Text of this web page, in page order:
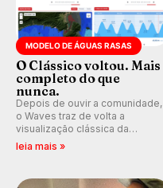
MODELO DE ÁGUAS RASAS
O Clássico voltou. Mais
completo do que
nunca.
Depois de ouvir a comunidade,
o Waves traz de volta a
visualização clássica da
previsão de águas rasas,
agora integrada à nova
ondas para até 16 dias.
leia mais »